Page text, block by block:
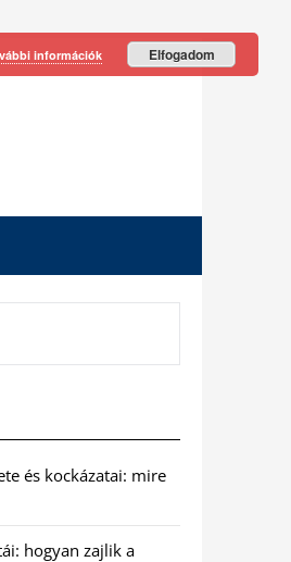
és kockázatai: mire
hogyan zajlik a
információk Elfogadom